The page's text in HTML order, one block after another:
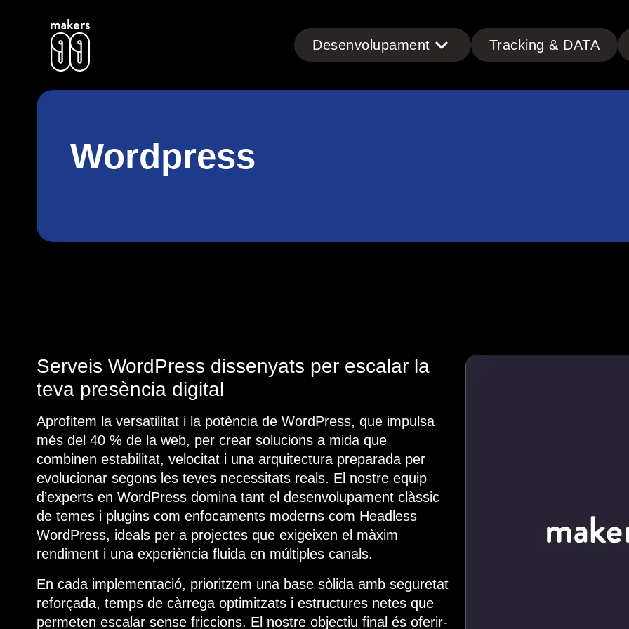
Desenvolupament Tracking & DATA
Wordpress
Serveis WordPress dissenyats per escalar la
teva presència digital
Aprofitem la versatilitat i la potència de WordPress, que impulsa
més del 40 % de la web, per crear solucions a mida que
combinen estabilitat, velocitat i una arquitectura preparada per
evolucionar segons les teves necessitats reals. El nostre equip
d’experts en WordPress domina tant el desenvolupament clàssic
de temes i plugins com enfocaments moderns com Headless
WordPress, ideals per a projectes que exigeixen el màxim
rendiment i una experiència fluida en múltiples canals.
En cada implementació, prioritzem una base sòlida amb seguretat
reforçada, temps de càrrega optimitzats i estructures netes que
permeten escalar sense friccions. El nostre objectiu final és oferir-